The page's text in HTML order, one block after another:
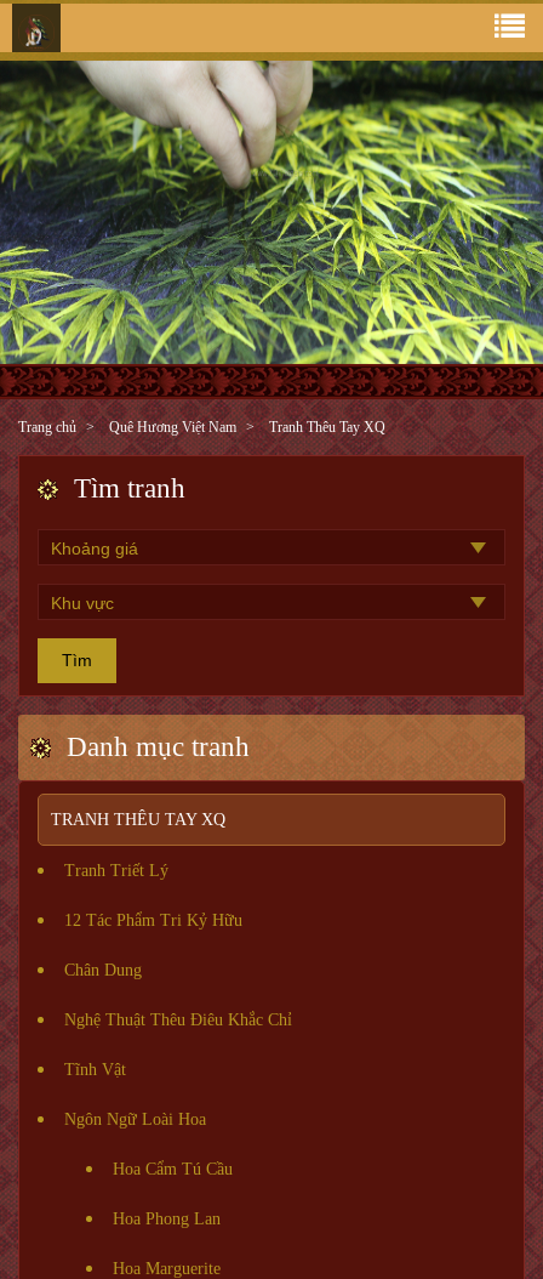
Trang chủ Quê Hương Việt Nam Tranh Thêu Tay XQ
Tìm tranh
Tìm
Danh mục tranh
TRANH THÊU TAY XQ
Tranh Triết Lý
12 Tác Phẩm Tri Kỷ Hữu
Chân Dung
Nghệ Thuật Thêu Điêu Khắc Chỉ
Tĩnh Vật
Ngôn Ngữ Loài Hoa
Hoa Cẩm Tú Cầu
Hoa Phong Lan
Hoa Marguerite